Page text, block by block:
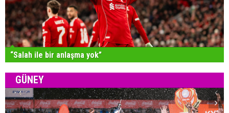
“Salah ile bir anlaşma yok”
GÜNEY